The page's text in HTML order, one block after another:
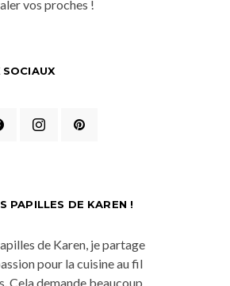
vos proches !
SOCIAUX
PAPILLES DE KAREN !
de Karen, je partage
pour la cuisine au fil
Cela demande beaucoup